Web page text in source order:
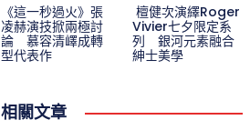
《這一秒過火》張
凌赫演技掀兩極討
論 慕容清嶧成轉
型代表作
檀健次演繹Roger
Vivier七夕限定系
列 銀河元素融合
紳士美學
相關文章